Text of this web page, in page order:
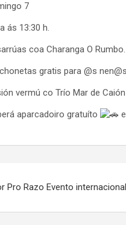
7
ás 13:30 h.
coa Charanga O Rumbo.
gratis para @s
vermú co Trío Mar de Caión
aparcadoiro gratuíto
Pro Razo Evento